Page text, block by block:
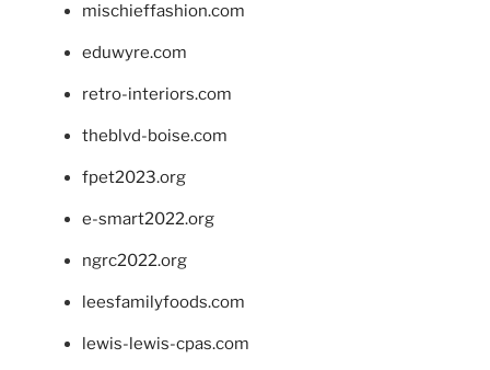
mischieffashion.com
eduwyre.com
retro-interiors.com
theblvd-boise.com
fpet2023.org
e-smart2022.org
ngrc2022.org
leesfamilyfoods.com
lewis-lewis-cpas.com